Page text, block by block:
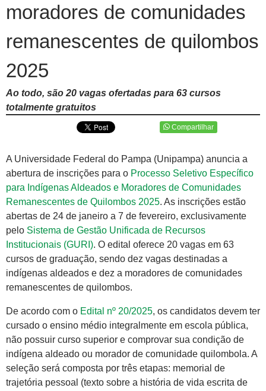
moradores de comunidades
remanescentes de quilombos
2025
Ao todo, são 20 vagas ofertadas para 63 cursos
totalmente gratuitos
Compartilhar
A Universidade Federal do Pampa (Unipampa) anuncia a
abertura de inscrições para o Processo Seletivo Específico
para Indígenas Aldeados e Moradores de Comunidades
Remanescentes de Quilombos 2025.​ As inscrições estão
abertas de 24 de janeiro a 7 de fevereiro, exclusivamente
pelo Sistema de Gestão Unificada de Recursos
Institucionais (GURI). O edital oferece 20 vagas em 63
cursos de graduação, sendo dez vagas destinadas a
indígenas aldeados e dez a moradores de comunidades
remanescentes de quilombos.
De acordo com o Edital nº 20/2025, os candidatos devem ter
cursado o ensino médio integralmente em escola pública,
não possuir curso superior e comprovar sua condição de
indígena aldeado ou morador de comunidade quilombola. A
seleção será composta por três etapas: memorial de
trajetória pessoal (texto sobre a história de vida escrita de